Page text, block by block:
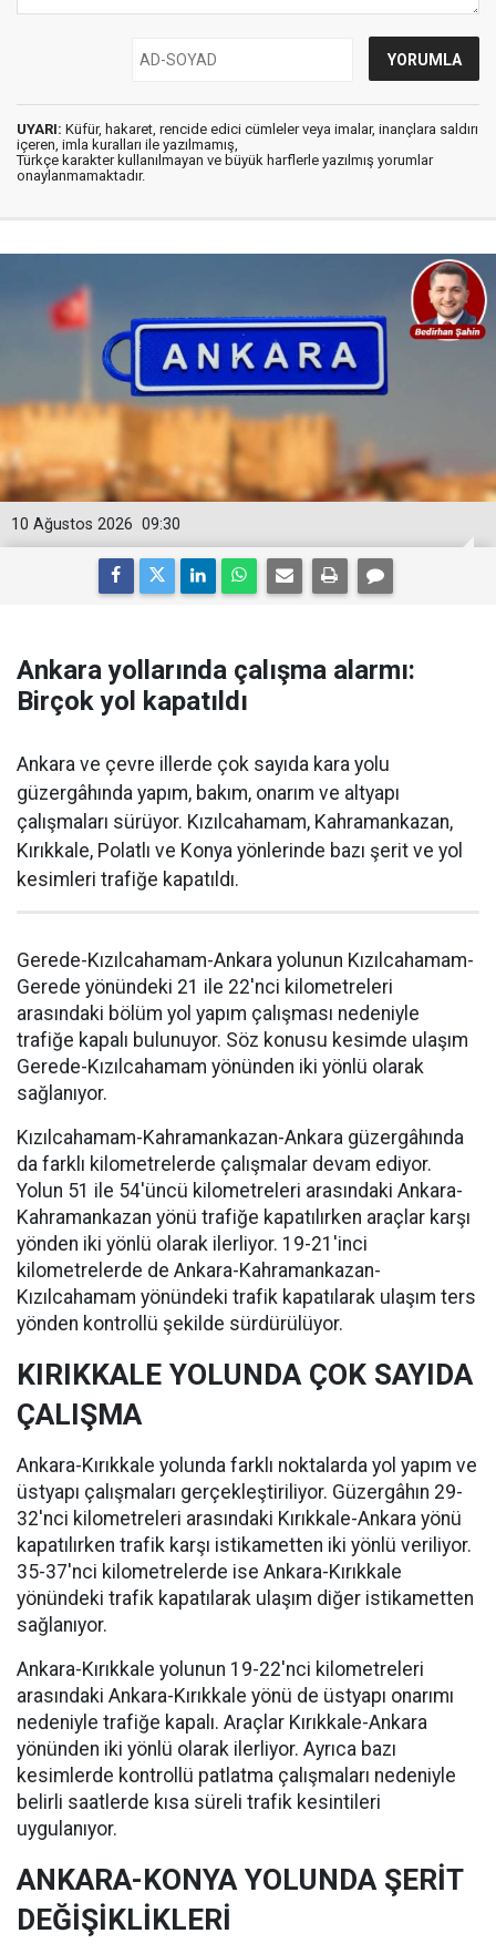
UYARI: Küfür, hakaret, rencide edici cümleler veya imalar, inançlara saldırı
içeren, imla kuralları ile yazılmamış,
Türkçe karakter kullanılmayan ve büyük harflerle yazılmış yorumlar
onaylanmamaktadır.
09:30
10 Ağustos 2026
Ankara yollarında çalışma alarmı:
Birçok yol kapatıldı
Ankara ve çevre illerde çok sayıda kara yolu
güzergâhında yapım, bakım, onarım ve altyapı
çalışmaları sürüyor. Kızılcahamam, Kahramankazan,
Kırıkkale, Polatlı ve Konya yönlerinde bazı şerit ve yol
kesimleri trafiğe kapatıldı.
Gerede-Kızılcahamam-Ankara yolunun Kızılcahamam-
Gerede yönündeki 21 ile 22'nci kilometreleri
arasındaki bölüm yol yapım çalışması nedeniyle
trafiğe kapalı bulunuyor. Söz konusu kesimde ulaşım
Gerede-Kızılcahamam yönünden iki yönlü olarak
sağlanıyor.
Kızılcahamam-Kahramankazan-Ankara güzergâhında
da farklı kilometrelerde çalışmalar devam ediyor.
Yolun 51 ile 54'üncü kilometreleri arasındaki Ankara-
Kahramankazan yönü trafiğe kapatılırken araçlar karşı
yönden iki yönlü olarak ilerliyor. 19-21'inci
kilometrelerde de Ankara-Kahramankazan-
Kızılcahamam yönündeki trafik kapatılarak ulaşım ters
yönden kontrollü şekilde sürdürülüyor.
KIRIKKALE YOLUNDA ÇOK SAYIDA
ÇALIŞMA
Ankara-Kırıkkale yolunda farklı noktalarda yol yapım ve
üstyapı çalışmaları gerçekleştiriliyor. Güzergâhın 29-
32'nci kilometreleri arasındaki Kırıkkale-Ankara yönü
kapatılırken trafik karşı istikametten iki yönlü veriliyor.
35-37'nci kilometrelerde ise Ankara-Kırıkkale
yönündeki trafik kapatılarak ulaşım diğer istikametten
sağlanıyor.
Ankara-Kırıkkale yolunun 19-22'nci kilometreleri
arasındaki Ankara-Kırıkkale yönü de üstyapı onarımı
nedeniyle trafiğe kapalı. Araçlar Kırıkkale-Ankara
yönünden iki yönlü olarak ilerliyor. Ayrıca bazı
kesimlerde kontrollü patlatma çalışmaları nedeniyle
belirli saatlerde kısa süreli trafik kesintileri
uygulanıyor.
ANKARA-KONYA YOLUNDA ŞERİT
DEĞİŞİKLİKLERİ